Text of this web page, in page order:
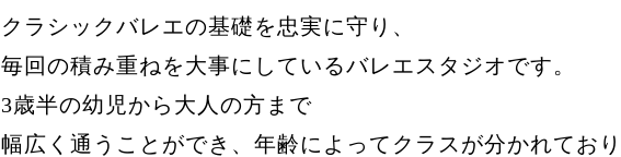
クラシックバレエの基礎を忠実に守り、
毎回の積み重ねを大事にしているバレエスタジオです。
3歳半の幼児から大人の方まで
幅広く通うことができ、年齢によってクラスが分かれており